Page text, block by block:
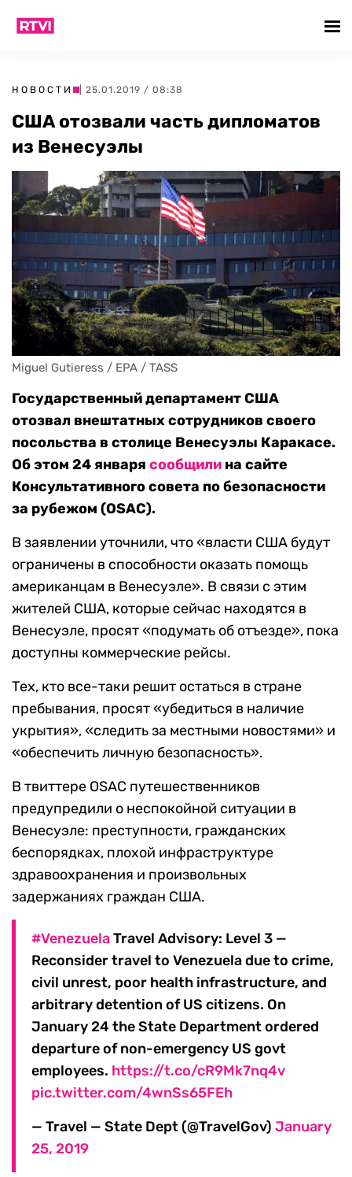
НОВОСТИ | 25.01.2019 / 08:38
США отозвали часть дипломатов
из Венесуэлы
Miguel Gutieress / EPA / TASS
Государственный департамент США
отозвал внештатных сотрудников своего
посольства в столице Венесуэлы Каракасе.
Об этом 24 января сообщили на сайте
Консультативного совета по безопасности
за рубежом (OSAC).
В заявлении уточнили, что «власти США будут
ограничены в способности оказать помощь
американцам в Венесуэле». В связи с этим
жителей США, которые сейчас находятся в
Венесуэле, просят «подумать об отъезде», пока
доступны коммерческие рейсы.
Тех, кто все-таки решит остаться в стране
пребывания, просят «убедиться в наличие
укрытия», «следить за местными новостями» и
«обеспечить личную безопасность».
В твиттере OSAC путешественников
предупредили о неспокойной ситуации в
Венесуэле: преступности, гражданских
беспорядках, плохой инфраструктуре
здравоохранения и произвольных
задержаниях граждан США.
#VenezuelaTravel Advisory: Level 3 —
Reconsider travel to Venezuela due to crime,
civil unrest, poor health infrastructure, and
arbitrary detention of US citizens. On
January 24 the State Department ordered
departure of non-emergency US govt
employees. https://t.co/cR9Mk7nq4v
pic.twitter.com/4wnSs65FEh
— Travel — State Dept (@TravelGov) January
25, 2019